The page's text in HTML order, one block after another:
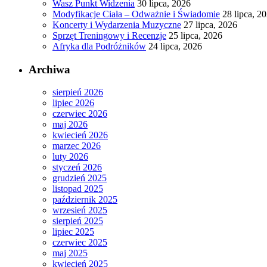
Wasz Punkt Widzenia 30 lipca, 2026
Modyfikacje Ciała – Odważnie i Świadomie 28 lipca,
Koncerty i Wydarzenia Muzyczne 27 lipca, 2026
Sprzęt Treningowy i Recenzje 25 lipca, 2026
Afryka dla Podróżników 24 lipca, 2026
Archiwa
sierpień 2026
lipiec 2026
czerwiec 2026
maj 2026
kwiecień 2026
marzec 2026
luty 2026
styczeń 2026
grudzień 2025
listopad 2025
październik 2025
wrzesień 2025
sierpień 2025
lipiec 2025
czerwiec 2025
maj 2025
kwiecień 2025